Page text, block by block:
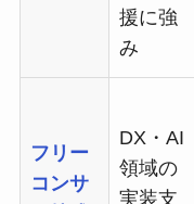
援に強
み
フリー
コンサ
DX・AI
領域の
実装支